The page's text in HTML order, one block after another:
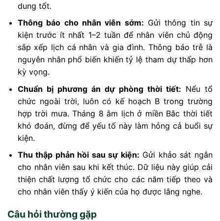
dung tốt.
Thông báo cho nhân viên sớm: Gửi thông tin sự
kiện trước ít nhất 1–2 tuần để nhân viên chủ động
sắp xếp lịch cá nhân và gia đình. Thông báo trễ là
nguyên nhân phổ biến khiến tỷ lệ tham dự thấp hơn
kỳ vọng.
Chuẩn bị phương án dự phòng thời tiết: Nếu tổ
chức ngoài trời, luôn có kế hoạch B trong trường
hợp trời mưa. Tháng 8 âm lịch ở miền Bắc thời tiết
khó đoán, đừng để yếu tố này làm hỏng cả buổi sự
kiện.
Thu thập phản hồi sau sự kiện: Gửi khảo sát ngắn
cho nhân viên sau khi kết thúc. Dữ liệu này giúp cải
thiện chất lượng tổ chức cho các năm tiếp theo và
cho nhân viên thấy ý kiến của họ được lắng nghe.
Câu hỏi thường gặp